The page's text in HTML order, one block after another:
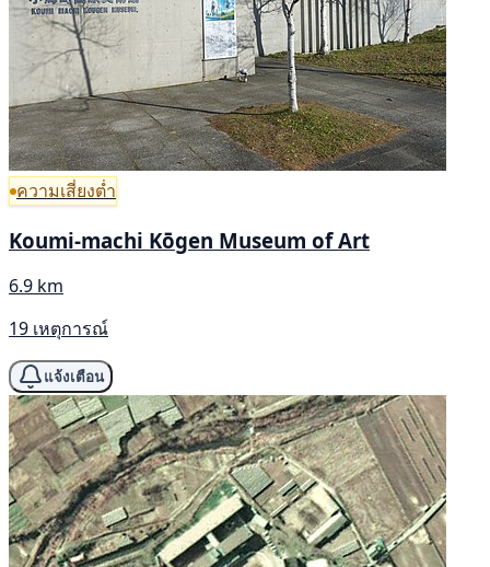
ความเสี่ยงต่ำ
Koumi-machi Kōgen Museum of Art
6.9 km
19 เหตุการณ์
แจ้งเตือน